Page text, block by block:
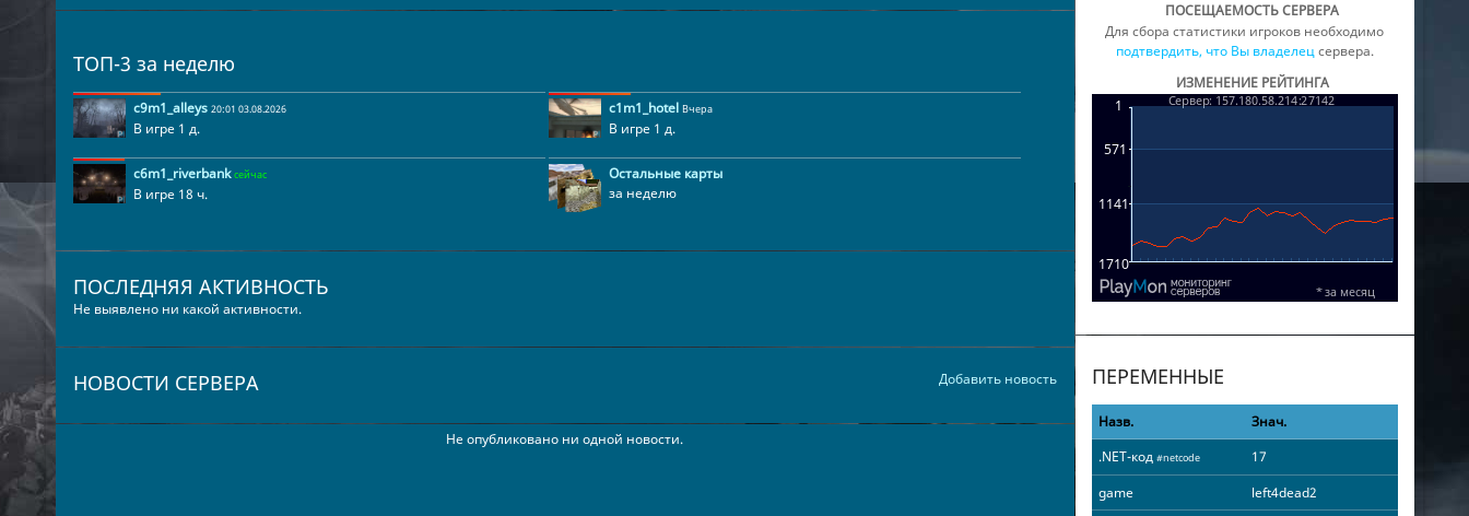
ТОП-3 за неделю
c9m1_alleys 20:01 03.08.2026
В игре 1 д.
c1m1_hotel Вчера
В игре 1 д.
c6m1_riverbank сейчас
В игре 18 ч.
Остальные карты
за неделю
ПОСЛЕДНЯЯ АКТИВНОСТЬ
Не выявлено ни какой активности.
Добавить новость
НОВОСТИ СЕРВЕРА
Не опубликовано ни одной новости.
ПОСЕЩАЕМОСТЬ СЕРВЕРА
Для сбора статистики игроков необходимо
подтвердить, что Вы владелецсервера.
ИЗМЕНЕНИЕ РЕЙТИНГА
ПЕРЕМЕННЫЕ
Назв.
Знач.
.NET-код #netcode
17
game
left4dead2